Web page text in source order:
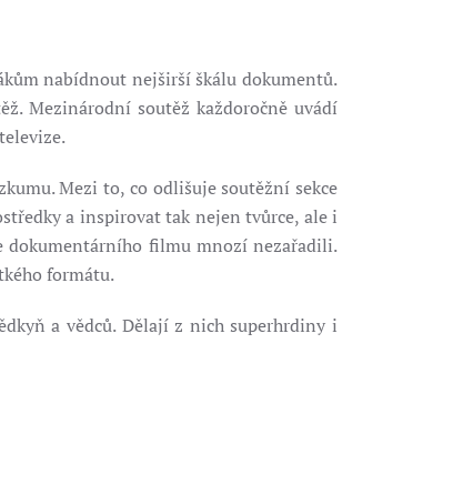
nabídnout nejširší škálu dokumentů.
Mezinárodní soutěž každoročně uvádí
Mezi to, co odlišuje soutěžní sekce
a inspirovat tak nejen tvůrce, ale i
dokumentárního filmu mnozí nezařadili.
formátu.
a vědců. Dělají z nich superhrdiny i